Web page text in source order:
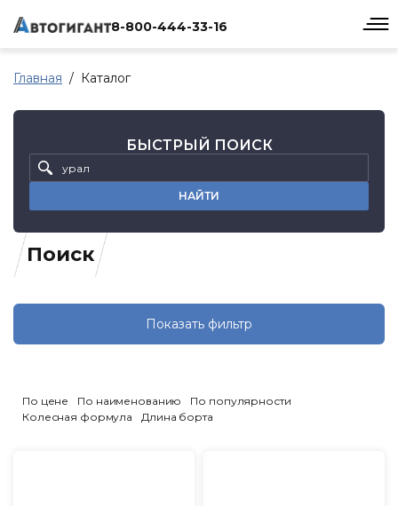
8-800-444-33-16
Главная Каталог
Поиск
БЫСТРЫЙ ПОИСК
НАЙТИ
Показать фильтр
По цене По наименованию
По популярности
Колесная формула
Длина борта